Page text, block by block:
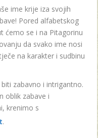
ime krije iza svojih
Pored alfabetskog
ćemo se i na Pitagorinu
da svako ime nosi
na karakter i sudbinu
zabavno i intrigantno.
oblik zabave i
krenimo s
.